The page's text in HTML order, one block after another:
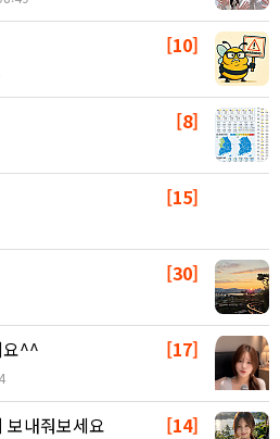
[10]
[8]
[15]
[30]
[17]
요^^
[14]
보내줘보세요